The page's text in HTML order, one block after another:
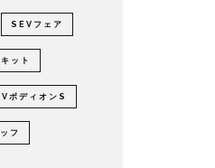
SEVフェア
ット
ボディオンS
フ